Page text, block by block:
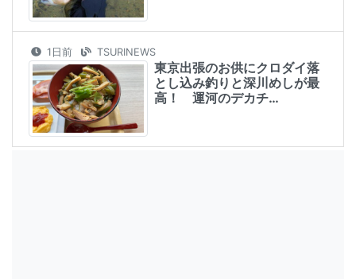
1日前 TSURINEWS
東京出張のお供にクロダイ落
とし込み釣りと深川めしが最
高！ 運河のデカチ…